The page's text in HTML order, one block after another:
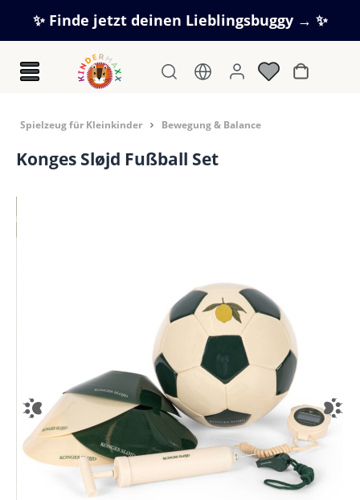
Zum Hauptinhalt springen
✨ Finde jetzt deinen Lieblingsbuggy → ✨
Spielzeug für Kleinkinder Bewegung & Balance
Konges Sløjd Fußball Set